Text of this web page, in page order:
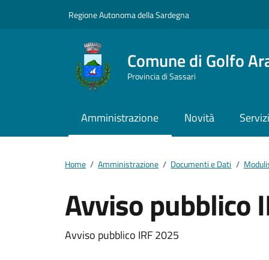
Regione Autonoma della Sardegna
Comune di Golfo
Provincia di Sassari
Amministrazione Novità Servizi
Home / Amministrazione / Documenti e Dati /
Avviso pubblico
Dettagli del
Avviso pubblico IRF 2025